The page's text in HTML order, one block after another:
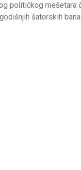
političkog mešetara
šatorskih